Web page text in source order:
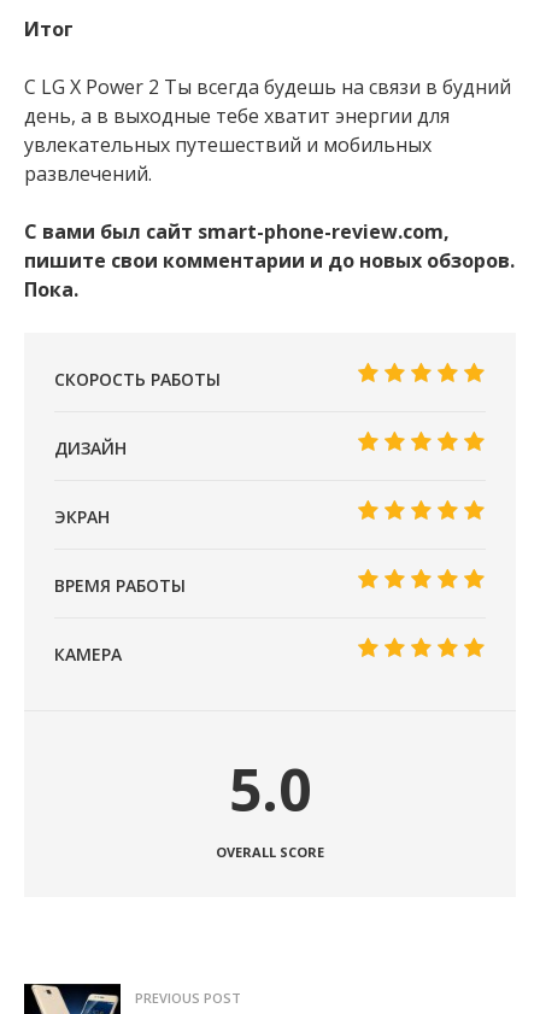
Итог
С LG X Power 2 Ты всегда будешь на связи в будний
день, а в выходные тебе хватит энергии для
увлекательных путешествий и мобильных
развлечений.
С вами был сайт smart-phone-review.com,
пишите свои комментарии и до новых обзоров.
Пока.
СКОРОСТЬ РАБОТЫ
ДИЗАЙН
ЭКРАН
ВРЕМЯ РАБОТЫ
КАМЕРА
5.0
OVERALL SCORE
PREVIOUS POST